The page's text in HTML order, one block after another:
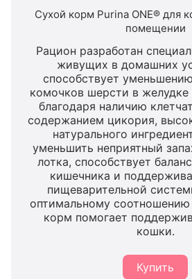
Сухой корм Purina ONE® для
помещении
Рацион разработан
живущих в домашних
способствует
комочков шерсти в
благодаря наличию
содержанием цикория,
натурального
уменьшить неприятный
лотка, способствует
кишечника и
пищеварительной
оптимальному
корм помогает
кошки.
Купить